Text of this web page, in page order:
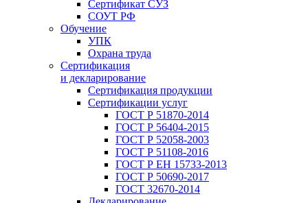
Сертификат СУЗ
СОУТ РФ
Обучение
УПК
Охрана труда
Сертификация
и декларирование
Сертификация продукции
Сертификации услуг
ГОСТ Р 51870-2014
ГОСТ Р 56404-2015
ГОСТ Р 52058-2003
ГОСТ Р 51108-2016
ГОСТ Р ЕН 15733-2013
ГОСТ Р 50690-2017
ГОСТ 32670-2014